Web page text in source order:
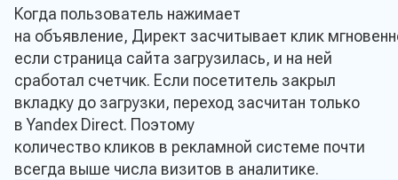
Когда пользователь нажимает
на объявление, Директ засчитывает клик
если страница сайта загрузилась, и на ней
сработал счетчик. Если посетитель закрыл
вкладку до загрузки, переход засчитан только
в Yandex Direct. Поэтому
количество кликов в рекламной системе почти
всегда выше числа визитов в аналитике.